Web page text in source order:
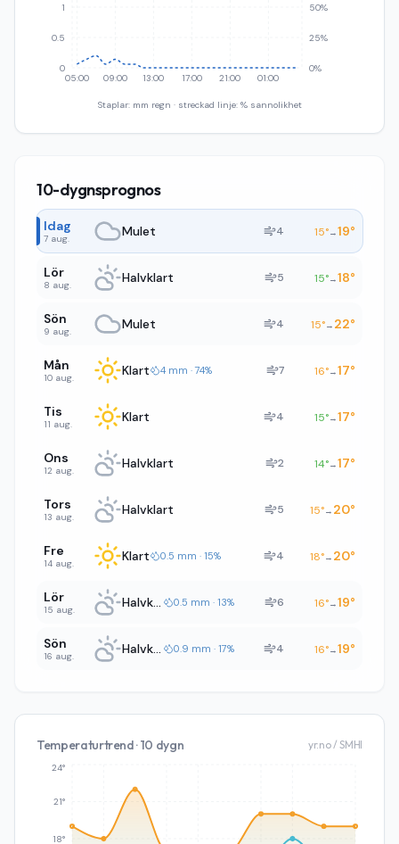
05:00 09:00 13:00 17:00 21:00 01:00
0
0.5
1
0%
25%
50%
Staplar: mm regn · streckad linje: % sannolikhet
10-dygnsprognos
Idag
7 aug. Mulet 4 15°→19°
Lör
8 aug. Halvklart 5 15°→18°
Sön
9 aug. Mulet 4 15°→ 22°
Mån
10 aug. Klart 4 mm · 74% 7 16°→17°
Tis
11 aug. Klart 4 15°→17°
Ons
12 aug. Halvklart 2 14°→17°
Tors
13 aug. Halvklart 5 15°→ 20°
Fre
14 aug. Klart 0.5 mm · 15% 4 18°→ 20°
Lör
15 aug. Halvklart 0.5 mm · 13% 6 16°→19°
Sön
16 aug. Halvklart 0.9 mm · 17% 4 16°→19°
Temperaturtrend · 10 dygn yr.no / SMHI
18°
21°
24°